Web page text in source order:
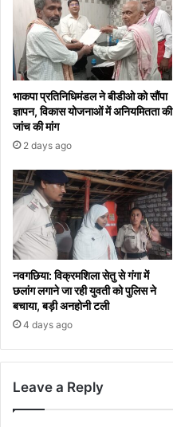
भाकपा प्रतिनिधिमंडल ने बीडीओ को सौंपा
ज्ञापन, विकास योजनाओं में अनियमितता की
जांच की मांग
2 days ago
नवगछिया: विक्रमशिला सेतु से गंगा में
छलांग लगाने जा रही युवती को पुलिस ने
बचाया, बड़ी अनहोनी टली
4 days ago
Leave a Reply